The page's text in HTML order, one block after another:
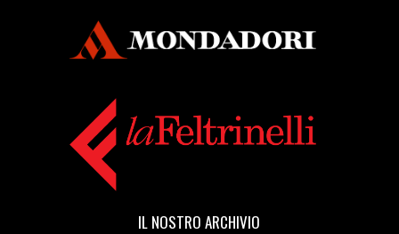
IL NOSTRO ARCHIVIO